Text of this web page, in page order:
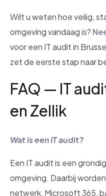
Wilt u weten hoe veilig,
omgeving vandaag is?
voor een IT audit in
zet de eerste stap naar
FAQ — IT
en Zellik
Wat is een IT audit?
Een IT audit is een
omgeving. Daarbij
netwerk, Microsoft 365,